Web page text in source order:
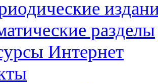
разделы
Интернет